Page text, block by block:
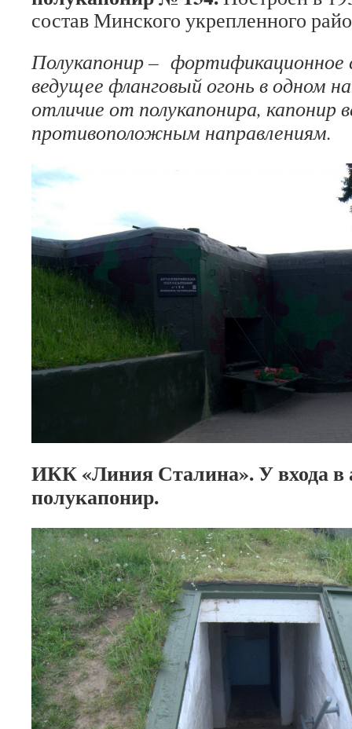
состав Минского укрепленного
Полукапонир – фортификационное
ведущее фланговый огонь в одном
отличие от полукапонира, капонир
противоположным направлениям.
ИКК «Линия Сталина». У входа в
полукапонир.